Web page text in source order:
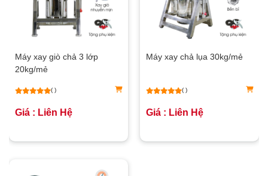
Máy xay giò chả 3 lớp
20kg/mẻ
( )
Giá : Liên Hệ
Máy xay chả lụa 30kg/mẻ
( )
Giá : Liên Hệ